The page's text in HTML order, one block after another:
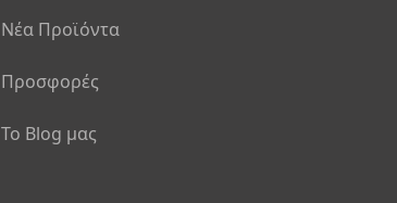
Νέα Προϊόντα
Προσφορές
Το Blog μας